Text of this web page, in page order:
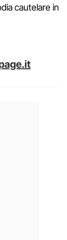
cautelare in